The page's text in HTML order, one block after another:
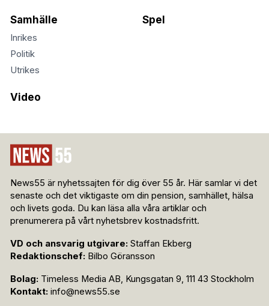
Samhälle
Inrikes
Politik
Utrikes
Spel
Video
News55 är nyhetssajten för dig över 55 år. Här samlar vi det
senaste och det viktigaste om din pension, samhället, hälsa
och livets goda. Du kan läsa alla våra artiklar och
prenumerera på vårt nyhetsbrev kostnadsfritt.
VD och ansvarig utgivare: Staffan Ekberg
Redaktionschef: Bilbo Göransson
Bolag: Timeless Media AB, Kungsgatan 9, 111 43 Stockholm
Kontakt: info@news55.se